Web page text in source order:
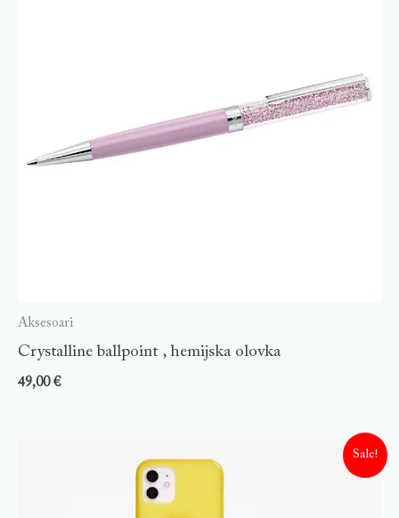
Aksesoari
Crystalline ballpoint , hemijska olovka
49,00€
Sale!